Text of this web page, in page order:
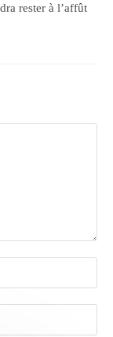
rester à l’affût